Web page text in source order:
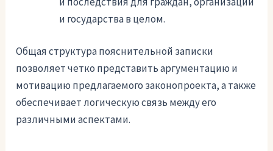
и государства в целом.
Общая структура пояснительной записки
позволяет четко представить аргументацию и
мотивацию предлагаемого законопроекта, а также
обеспечивает логическую связь между его
различными аспектами.